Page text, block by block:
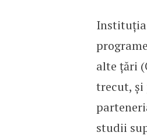
Instituția
alte țări
trecut, și
studii